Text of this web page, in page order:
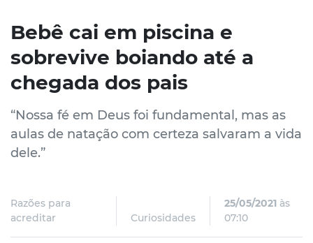
Bebê cai em piscina e
sobrevive boiando até a
chegada dos pais
“Nossa fé em Deus foi fundamental, mas as
aulas de natação com certeza salvaram a vida
dele.”
Razões para
acreditar
Curiosidades
25/05/2021 às
07:10